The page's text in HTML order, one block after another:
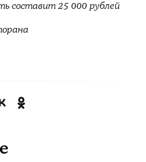
составит 25 000 рублей